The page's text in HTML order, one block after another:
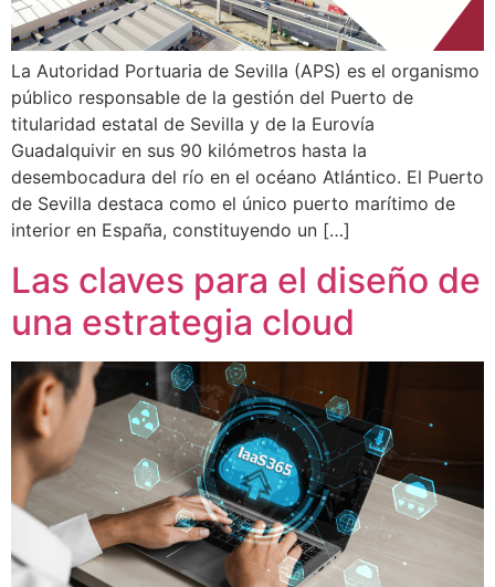
La Autoridad Portuaria de Sevilla (APS) es el organismo
público responsable de la gestión del Puerto de
titularidad estatal de Sevilla y de la Eurovía
Guadalquivir en sus 90 kilómetros hasta la
desembocadura del río en el océano Atlántico. El Puerto
de Sevilla destaca como el único puerto marítimo de
interior en España, constituyendo un […]
Las claves para el diseño de
una estrategia cloud